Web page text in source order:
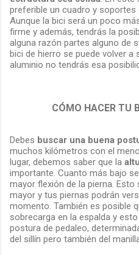
preferible un cuadro y soportes
Aunque la bici será un poco
firme y además, tendrás la
alguna razón partes alguno de
bici de hierro se puede volver a
aluminio no tendrás esa
CÓMO HACER TU
Debes buscar una buena
muchos kilómetros con el
lugar, debemos saber que la
importante. Cuanto más bajo
mayor flexión de la pierna.
mayor y tus piernas podrán
momento. También es posible
sobrecarga en la espalda y
postura de pedaleo,
del sillín pero también del